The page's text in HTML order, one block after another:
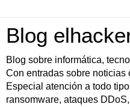
Blog
Blog sobre informática,
Con entradas sobre noticias
Especial atención a todo
ransomware, ataques